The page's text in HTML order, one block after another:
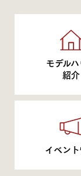
モデル
紹介
イベン